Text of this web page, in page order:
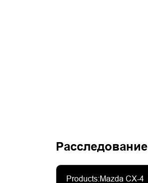
Расследование